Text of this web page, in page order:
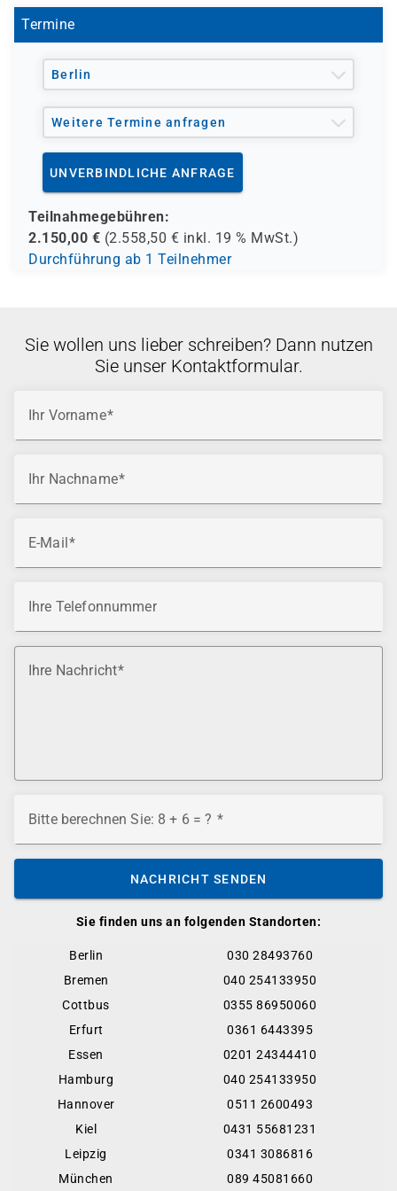
Termine
Berlin
Weitere Termine anfragen
UNVERBINDLICHE ANFRAGE
Teilnahmegebühren:
2.150,00 € (2.558,50 € inkl. 19 % MwSt.)
Durchführung ab 1 Teilnehmer
Sie finden uns an folgenden Standorten:
Berlin
030 28493760
Bremen
040 254133950
Cottbus
0355 86950060
Erfurt
0361 6443395
Essen
0201 24344410
Hamburg
040 254133950
Hannover
0511 2600493
Kiel
0431 55681231
Leipzig
0341 3086816
München
089 45081660
Sie wollen uns lieber schreiben? Dann nutzen
Sie unser Kontaktformular.
Ihr Vorname
Ihr Nachname
E-Mail
Ihre Telefonnummer
Ihre Nachricht
Bitte berechnen Sie: 8 + 6 = ?
NACHRICHT SENDEN